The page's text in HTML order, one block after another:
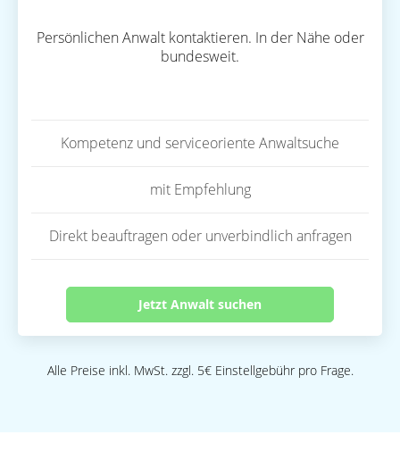
Persönlichen Anwalt kontaktieren. In der Nähe oder
bundesweit.
Kompetenz und serviceoriente Anwaltsuche
mit Empfehlung
Direkt beauftragen oder unverbindlich anfragen
Jetzt Anwalt suchen
Alle Preise inkl. MwSt. zzgl. 5€ Einstellgebühr pro Frage.